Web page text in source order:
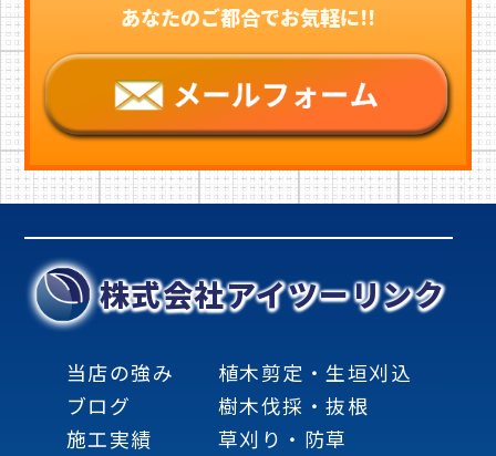
あなたのご都合でお気軽に!!
株式会社アイツーリンク
当店の強み
ブログ
施工実績
植木剪定・生垣刈込
樹木伐採・抜根
草刈り・防草